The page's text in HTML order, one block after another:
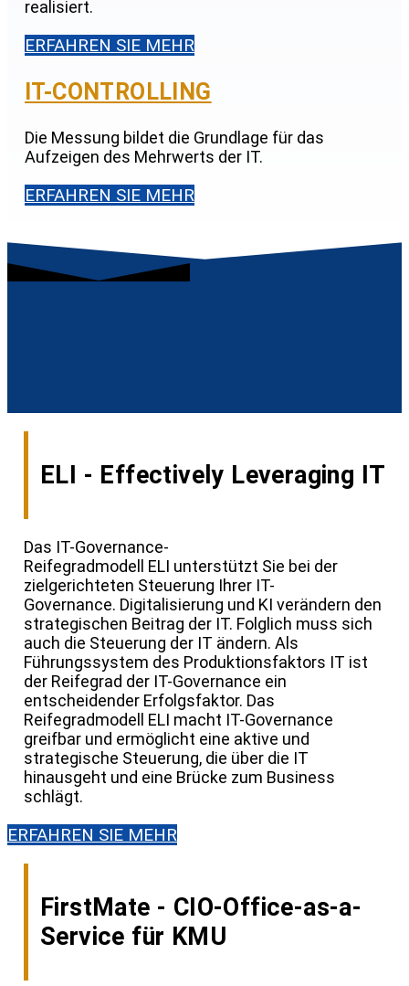
realisiert.
ERFAHREN SIE MEHR
IT-CONTROLLING
Die Messung bildet die Grundlage für das
Aufzeigen des Mehrwerts der IT.
ERFAHREN SIE MEHR
ELI - Effectively Leveraging IT
Das IT-Governance-
Reifegradmodell ELI unterstützt Sie bei der
zielgerichteten Steuerung Ihrer IT-
Governance. Digitalisierung und KI verändern den
strategischen Beitrag der IT. Folglich muss sich
auch die Steuerung der IT ändern. Als
Führungssystem des Produktionsfaktors IT ist
der Reifegrad der IT-Governance ein
entscheidender Erfolgsfaktor. Das
Reifegradmodell ELI macht IT-Governance
greifbar und ermöglicht eine aktive und
strategische Steuerung, die über die IT
hinausgeht und eine Brücke zum Business
schlägt.
ERFAHREN SIE MEHR
FirstMate - CIO-Office-as-a-
Service für KMU